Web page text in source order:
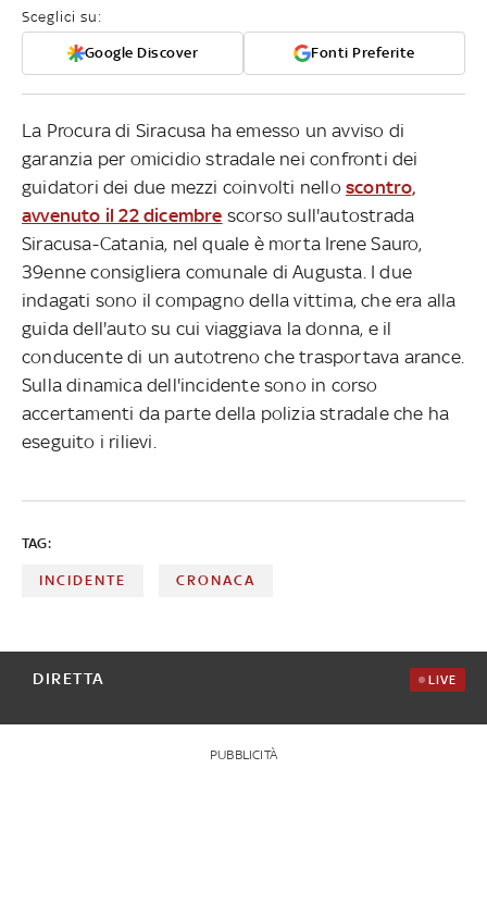
Sceglici su:
Google Discover Fonti Preferite
La Procura di Siracusa ha emesso un avviso di
garanzia per omicidio stradale nei confronti dei
guidatori dei due mezzi coinvolti nello scontro,
avvenuto il 22 dicembre scorso sull'autostrada
Siracusa-Catania, nel quale è morta Irene Sauro,
39enne consigliera comunale di Augusta. I due
indagati sono il compagno della vittima, che era alla
guida dell'auto su cui viaggiava la donna, e il
conducente di un autotreno che trasportava arance.
Sulla dinamica dell'incidente sono in corso
accertamenti da parte della polizia stradale che ha
eseguito i rilievi.
TAG:
INCIDENTE CRONACA
DIRETTA LIVE
PUBBLICITÀ